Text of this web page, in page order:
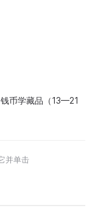
币学藏品（13—21
并单击